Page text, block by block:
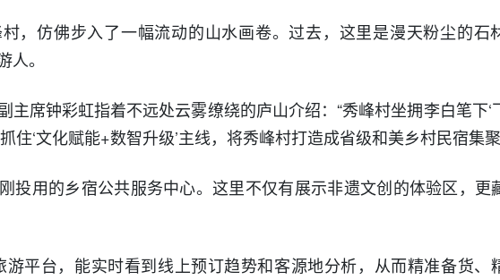
，仿佛步入了一幅流动的山水画卷。过去，这里是漫天粉尘的石
。
主席钟彩虹指着不远处云雾缭绕的庐山介绍：“秀峰村坐拥李白笔下‘
住‘文化赋能+数智升级’主线，将秀峰村打造成省级和美乡村民宿集
投用的乡宿公共服务中心。这里不仅有展示非遗文创的体验区，更
游平台，能实时看到线上预订趋势和客源地分析，从而精准备货、